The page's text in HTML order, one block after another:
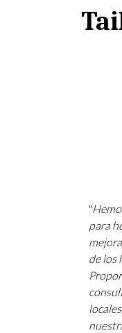
"
para
de los